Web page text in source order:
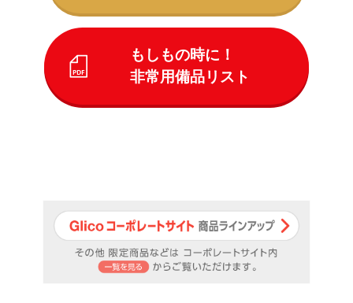
もしもの時に！
非常用備品リスト